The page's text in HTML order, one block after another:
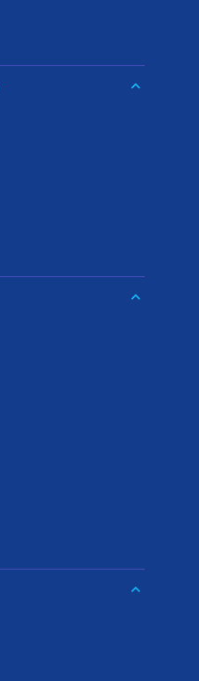
keyboard_arrow_down
keyboard_arrow_down
keyboard_arrow_down